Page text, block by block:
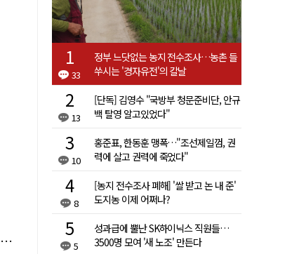
33
정부 느닷없는 농지 전수조사…농촌 들
쑤시는 '경자유전'의 칼날
13
[단독] 김영수 "국방부 청문준비단, 안규
백 탈영 알고있었다"
10
홍준표, 한동훈 맹폭…"조선제일껌, 권
력에 살고 권력에 죽었다"
8
[농지 전수조사 폐해] '쌀 받고 논 내 준'
도지농 이제 어쩌나?
5
성과급에 뿔난 SK하이닉스 직원들…
3500명 모여 '새 노조' 만든다